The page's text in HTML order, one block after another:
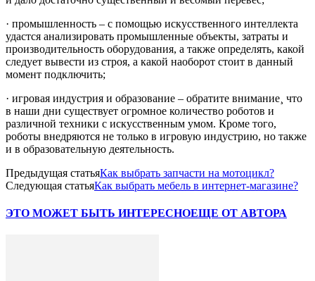
· промышленность – с помощью искусственного интеллекта
удастся анализировать промышленные объекты, затраты и
производительность оборудования, а также определять, какой
следует вывести из строя, а какой наоборот стоит в данный
момент подключить;
· игровая индустрия и образование – обратите внимание¸ что
в наши дни существует огромное количество роботов и
различной техники с искусственным умом. Кроме того,
роботы внедряются не только в игровую индустрию, но также
и в образовательную деятельность.
Предыдущая статьяКак выбрать запчасти на мотоцикл?
Следующая статьяКак выбрать мебель в интернет-магазине?
ЭТО МОЖЕТ БЫТЬ ИНТЕРЕСНОЕЩЕ ОТ АВТОРА